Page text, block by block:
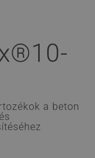
a beton